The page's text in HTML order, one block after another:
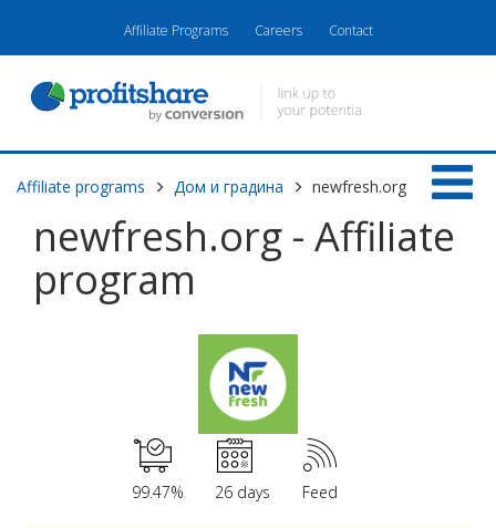
Affiliate Programs Careers Contact
Affiliate programs Дом и градина newfresh.org
newfresh.org - Affiliate
program
99.47% 26 days Feed